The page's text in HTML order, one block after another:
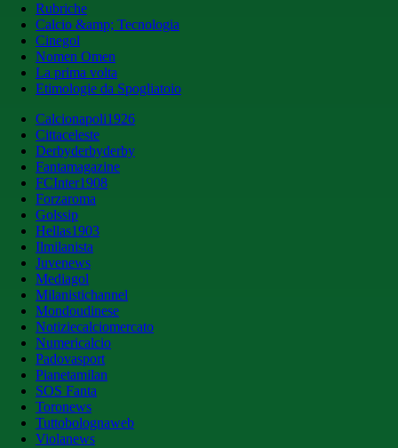
Rubriche
Calcio &amp; Tecnologia
Cinegol
Nomen Omen
La prima volta
Etimologie da Spogliatoio
Calcionapoli1926
Cittaceleste
Derbyderbyderby
Fantamagazine
FCInter1908
Forzaroma
Golssip
Hellas1903
Ilmilanista
Juvenews
Mediagol
Milanistichannel
Mondoudinese
Notiziecalciomercato
Numericalcio
Padovasport
Pianetamilan
SOS Fanta
Toronews
Tuttobolognaweb
Violanews